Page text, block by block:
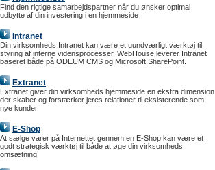
Find den rigtige samarbejdspartner når du ønsker optimal
udbytte af din investering i en hjemmeside
Intranet
Din virksomheds Intranet kan være et uundværligt værktøj til
styring af interne vidensprocesser. WebHouse leverer Intranet
baseret både på ODEUM CMS og Microsoft SharePoint.
Extranet
Extranet giver din virksomheds hjemmeside en ekstra dimension
der skaber og forstærker jeres relationer til eksisterende som
nye kunder.
E-Shop
At sælge varer på Internettet gennem en E-Shop kan være et
godt strategisk værktøj til både at øge din virksomheds
omsætning.